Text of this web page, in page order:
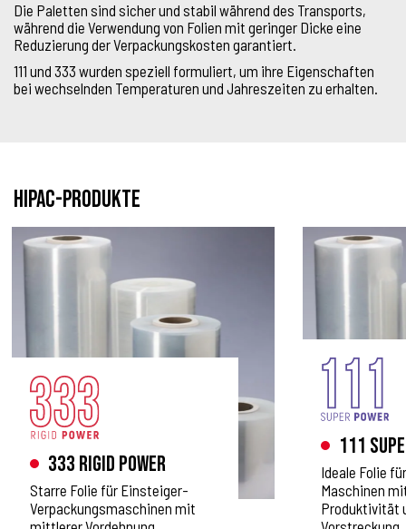
Die Paletten sind sicher und stabil während des Transports,
während die Verwendung von Folien mit geringer Dicke eine
Reduzierung der Verpackungskosten garantiert.
111 und 333 wurden speziell formuliert, um ihre Eigenschaften
bei wechselnden Temperaturen und Jahreszeiten zu erhalten.
HIPAC-PRODUKTE
333 Rigid Power
Starre Folie für Einsteiger-
Verpackungsmaschinen mit
111
Ideale Folie
Maschinen
Produktivität